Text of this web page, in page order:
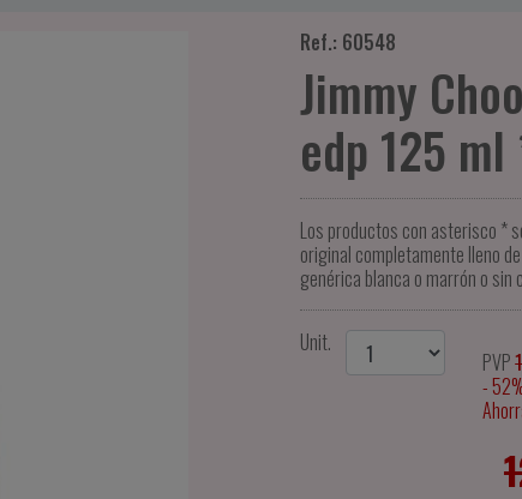
Ref.: 60548
Jimmy
edp 125
Los productos con asterisco *
original completamente lleno
genérica blanca o marrón o
Unit.
PVP
-